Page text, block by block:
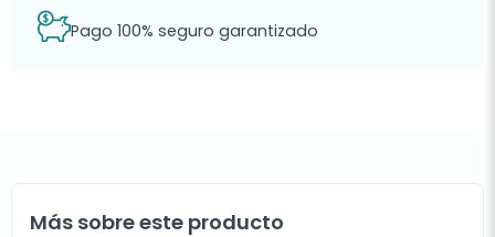
Pago 100% seguro garantizado
Más sobre este producto